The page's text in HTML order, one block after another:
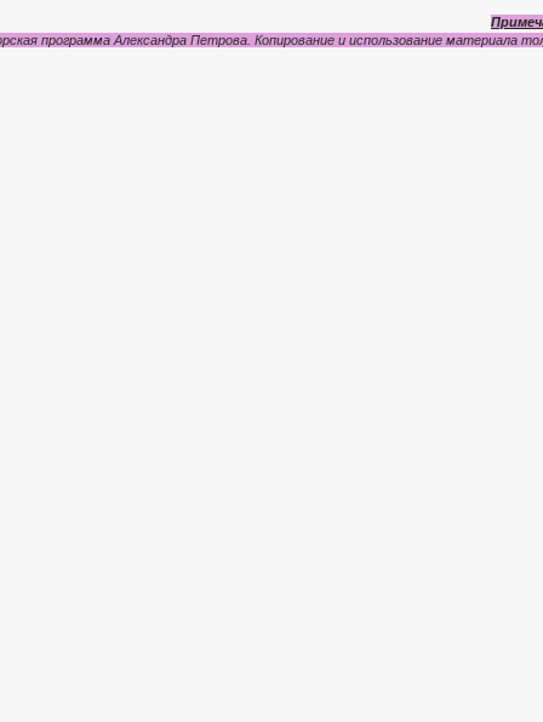
программа Александра Петрова. Копирование и использование материала